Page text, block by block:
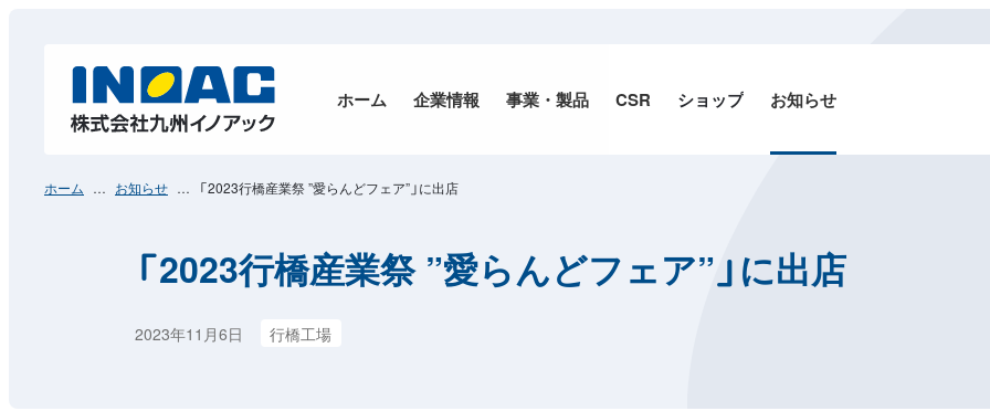
ホーム 企業情報 事業・ 製品 CSR ショップ お知らせ
ホーム お知らせ 「2023行橋産業祭 ”愛らんどフェア”」に出店
「2023行橋産業祭 ”愛らんどフェア”」に出店
2023年11月6日 行橋工場